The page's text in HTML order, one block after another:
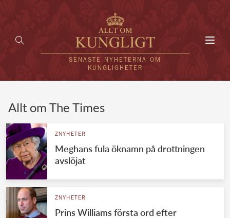
SENASTE NYHETERNA OM
KUNGLIGHETER
UTLÄNDSKT
VÄRLDENS KUNGAHUS
Svenska kungahuset
Allt om The Times
ZNYHETER
Meghans fula öknamn på drottningen
avslöjat
ZNYHETER
Prins Williams första ord efter